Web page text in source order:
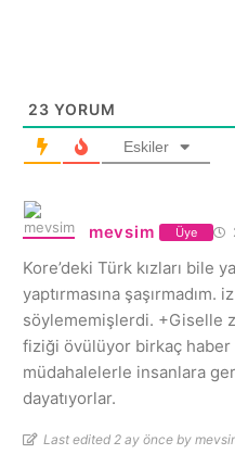
23 YORUM
Eskiler
mevsim Üye
Kore’deki Türk kızları bile
yaptırmasına şaşırmadım.
söylememişlerdi. +Giselle
fiziği övülüyor birkaç
müdahalelerle insanlara
dayatıyorlar.
Last edited 2 ay önce by